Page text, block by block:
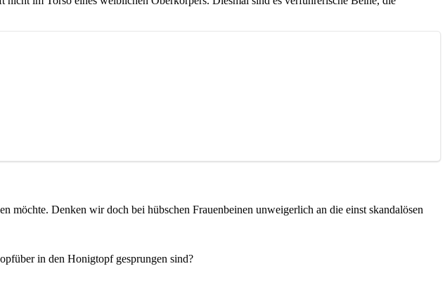
Denken wir doch bei hübschen Frauenbeinen unweigerlich an die einst skandalösen
in den Honigtopf gesprungen sind?